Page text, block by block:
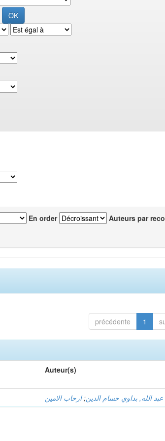
En order Auteurs par
précédente 1
Auteur(s)
الله, بداوي حسام الدين;ارحاب الامين